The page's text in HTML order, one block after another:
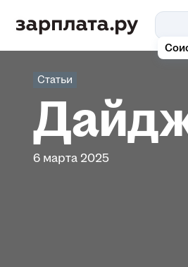
Статьи
6 марта 2025